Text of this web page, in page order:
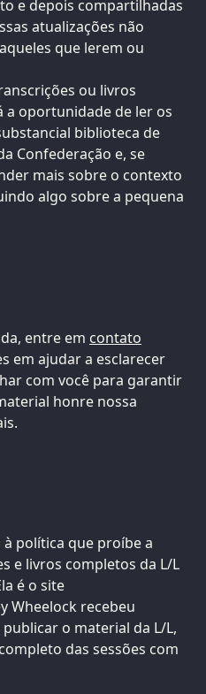
e depois compartilhadas
atualizações não
que lerem ou
ou livros
a oportunidade de ler os
biblioteca de
Confederação e, se
mais sobre o contexto
algo sobre a pequena
entre em contato
em ajudar a esclarecer
com você para garantir
honre nossa
à política que proíbe a
e livros completos da L/L
é o site
Wheelock recebeu
o material da L/L,
das sessões com